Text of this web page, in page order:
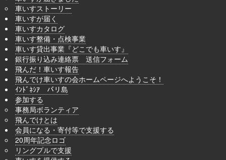
車いすストーリー
車いすが届く
車いすカタログ
車いす整備・点検事業
車いす貸出事業『どこでも車いす』
銀行振り込み連絡票 送信フォーム
飛んだ！車いす報告
飛んでけ車いすの会ホームページへようこそ！
ｲﾝﾄﾞﾈｼｱ バリ島
参加する
事務局ボランティア
飛んでけとは
会員になる・寄付等で支援する
20周年記念ロゴ
リングプルで支援